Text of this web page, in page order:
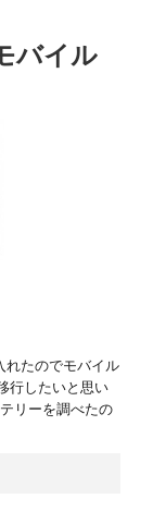
バイル
れたのでモバイル
行したいと思い
リーを調べたの